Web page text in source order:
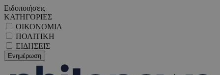
Ειδοποιήσεις
ΚΑΤΗΓΟΡΙΕΣ
ΟΙΚΟΝΟΜΙΑ
ΠΟΛΙΤΙΚΗ
ΕΙΔΗΣΕΙΣ